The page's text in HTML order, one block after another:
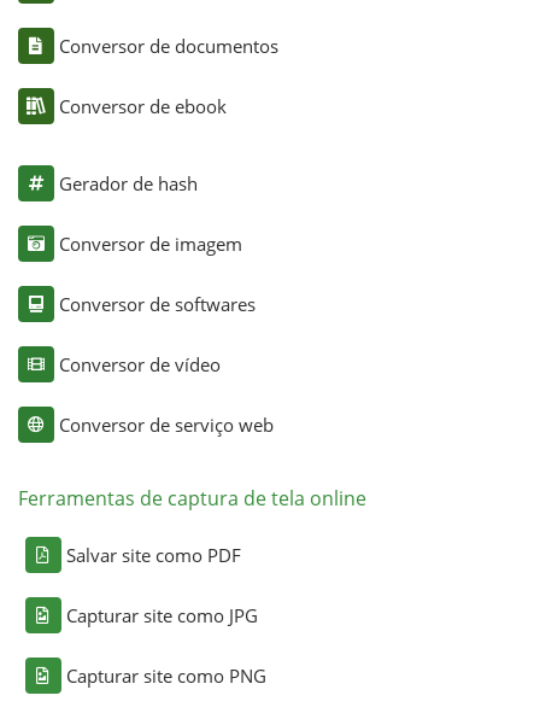
Conversor de documentos
Conversor de ebook
Gerador de hash
Conversor de imagem
Conversor de softwares
Conversor de vídeo
Conversor de serviço web
Ferramentas de captura de tela online
Salvar site como PDF
Capturar site como JPG
Capturar site como PNG